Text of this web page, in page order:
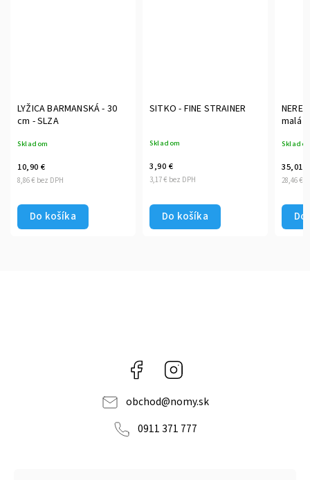
LYŽICA BARMANSKÁ - 30
cm - SLZA
Skladom
8,86 € bez DPH
10,90 €
Do košíka
SITKO - FINE STRAINER
Skladom
3,17 € bez DPH
3,90 €
Do košíka
malá
28,46 €
35,01 €
Facebook
obchod@nomy.sk
0911 371 777